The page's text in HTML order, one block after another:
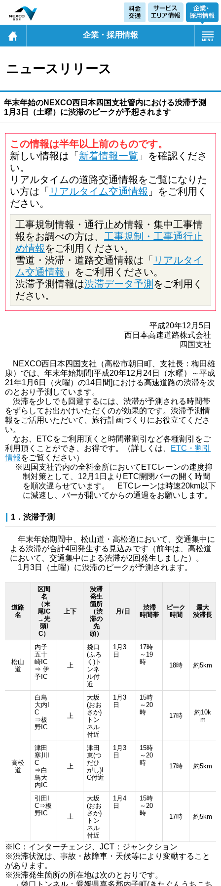
企業・採用情報
ニュースリリース
年末年始のNEXCO西日本四国支社管内における渋滞予測
1月3日（土曜）に渋滞のピークが予想されます
この情報は半年以上前のものです。
新しい情報は「 新着情報一覧 」を確認くださ
い。
リアルタイムの道路交通情報をご覧になりた
い方は「 リアルタイム交通情報 」をご利用く
ださい。
工事規制情報・通行止め情報・集中工事情
報をお調べの方は、 工事規制・工事通行止
め情報をご利用ください。
雪道・渋滞・道路交通情報は「 リアルタイ
ム交通情報 」をご利用ください。
渋滞予測情報は渋滞データ予測 をご利用く
ださい。
平成20年12月5日
西日本高速道路株式会社
四国支社
NEXCO西日本四国支社（高松市朝日町、支社長：梅田雄
康）では、年末年始期間[平成20年12月24日（水曜）～平成
21年1月6日（火曜）の14日間]における高速道路の渋滞を次
のとおり予測しています。
渋滞を少しでも回避するには、渋滞が予測される時間帯
をずらしてお出かけいただくのが効果的です。渋滞予測情
報をご活用いただいて、旅行計画づくりにお役立てくださ
い。
なお、ETCをご利用頂くと時間帯割引など各種割引をご
利用頂くことができ、お得です。（詳しくは、
ETC・割引
情報 をご覧ください）
※四国支社管内の全料金所においてETCレーンの速度抑
制対策として、12月1日よりETC開閉バーの開く時間
を順次遅らせています。 ETCレーンは時速20km以下
に減速し、バーが開いてからの通過をお願いします。
1．渋滞予測
年末年始期間中、松山道・高松道において、交通集中に
よる渋滞が合計4回発生する見込みです（前年は、高松道
において、交通集中による渋滞が2回発生しました）。
1月3日（土曜）に渋滞のピークが予測されます。
道路
名
区間
名
（末
尾IC
→先
頭I
C）
上下
渋滞
発生
箇所
（渋
滞の
先
頭）
月/日
渋滞
時間帯
ピーク
時間
最大
渋滞長
松山
道
内子
五十
崎IC
⇒ 伊
予IC
上
袋口
(ふろ
く)ト
ンネ
ル付
近
1月3
日
17時
～19
時
18時 約5km
高松
道
白鳥
大内I
C
⇒板
野IC
上
大坂
(おお
さか)
トン
ネル
付近
1月3
日
15時
～20
時
17時
約10k
m
津田
寒川I
C
⇒白
鳥大
内IC
上
津田
東(つ
だひ
がし)I
C付近
1月3
日
15時
～20
時
17時 約5km
引田I
C⇒板
野IC
上
大坂
(おお
さか)
トン
ネル
付近
1月4
日
15時
～20
時
17時 約5km
※IC：インターチェンジ、JCT：ジャンクション
※渋滞状況は、事故・故障車・天候等により変動すること
があります。
※渋滞発生箇所の所在地は次のとおりです。
袋口トンネル：愛媛県喜多郡内子町(きたぐんうちこち